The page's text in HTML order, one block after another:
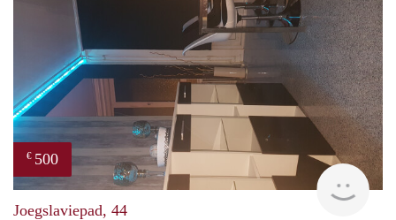
€ 500
Joegslaviepad, 44